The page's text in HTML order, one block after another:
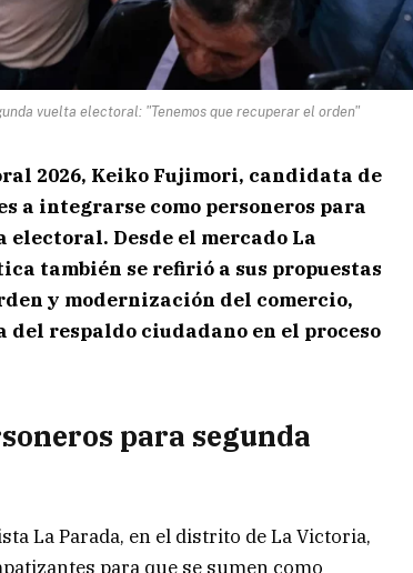
vuelta electoral: "Tenemos que recuperar el orden"
2026, Keiko Fujimori, candidata de
a integrarse como personeros para
Desde el mercado La
también se refirió a sus propuestas
y modernización del comercio,
del respaldo ciudadano en el proceso
para segunda
La Parada, en el distrito de La Victoria,
para que se sumen como